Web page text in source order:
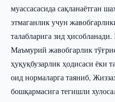
муассасасида сақланаётган
этмаганлик учун
талабларига зид
Маъмурий жавобгарлик
ҳуқуқбузарлик ҳодисаси ёки
оид нормаларга таяниб,
бошқармасига тегишли